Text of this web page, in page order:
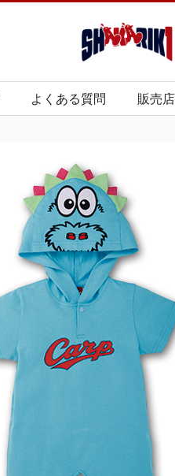
よくある質問 販売